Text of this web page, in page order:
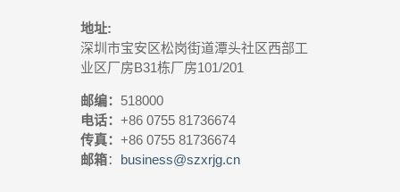
地址:
深圳市宝安区松岗街道潭头社区西部工
业区厂房B31栋厂房101/201
邮编： 518000
电话： +86 0755 81736674
传真： +86 0755 81736674
邮箱： business@szxrjg.cn